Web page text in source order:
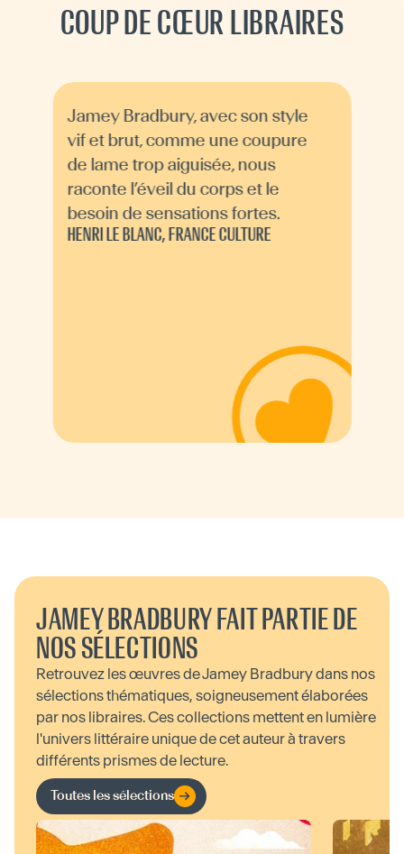
COUP DE CŒUR LIBRAIRES
Jamey Bradbury, avec son style
vif et brut, comme une coupure
de lame trop aiguisée, nous
raconte l’éveil du corps et le
besoin de sensations fortes.
HENRI LE BLANC, FRANCE CULTURE
JAMEY BRADBURY FAIT PARTIE DE
NOS SÉLECTIONS
Retrouvez les œuvres de Jamey Bradbury dans nos
sélections thématiques, soigneusement élaborées
par nos libraires. Ces collections mettent en lumière
l'univers littéraire unique de cet auteur à travers
différents prismes de lecture.
Toutes les sélections